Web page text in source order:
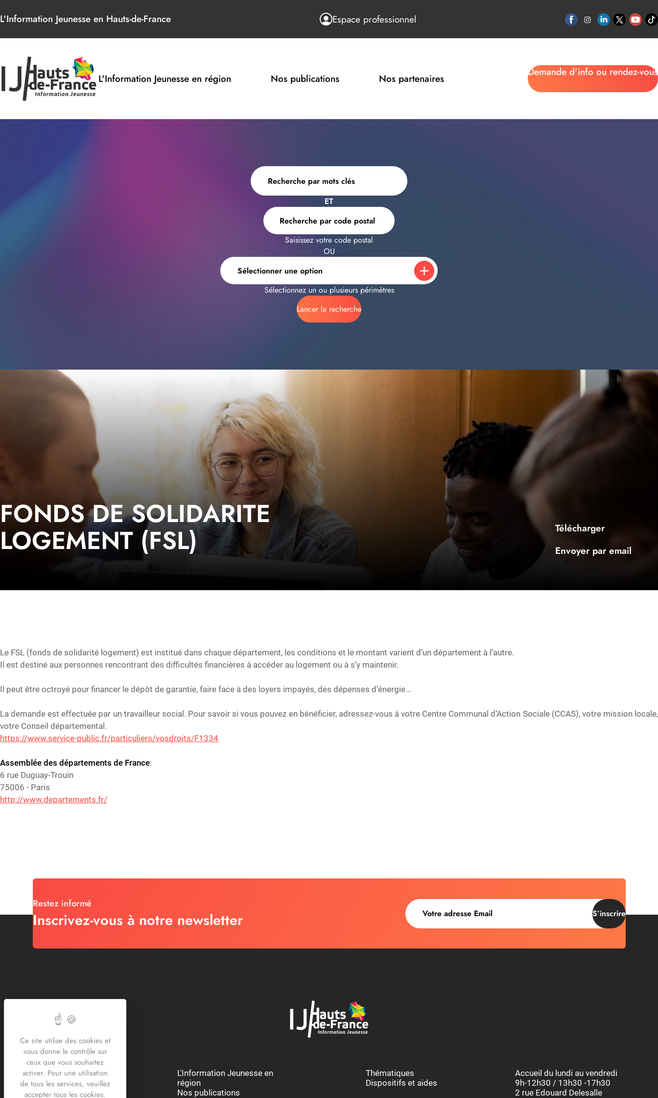
Ce site utilise des cookies et
vous donne le contrôle sur
ceux que vous souhaitez
activer. Pour une utilisation
de tous les services, veuillez
accepter tous les cookies.
L'Information Jeunesse en Hauts-de-France Espace professionnel
L'Information Jeunesse en région Nos publications Nos partenaires
Demande d'info ou rendez-vous
ET
Recherche par code postal
Saisissez votre code postal
OU
Sélectionner une option
Sélectionnez un ou plusieurs périmètres
Lancer la recherche
FONDS DE SOLIDARITE
LOGEMENT (FSL)
Télécharger
Envoyer par email
Le FSL (fonds de solidarité logement) est institué dans chaque département, les conditions et le montant varient d’un département à l’autre.
Il est destiné aux personnes rencontrant des difficultés financières à accéder au logement ou à s’y maintenir.
Il peut être octroyé pour financer le dépôt de garantie, faire face à des loyers impayés, des dépenses d’énergie…
La demande est effectuée par un travailleur social. Pour savoir si vous pouvez en bénéficier, adressez-vous à votre Centre Communal d’Action Sociale (CCAS), votre mission locale,
votre Conseil départemental.
https://www.service-public.fr/particuliers/vosdroits/F1334
Assemblée des départements de France:
6 rue Duguay-Trouin
75006 - Paris
http://www.departements.fr/
Restez informé
Inscrivez-vous à notre newsletter S’inscrire
Restons connectés :
L'Information Jeunesse en
région
Nos publications
Thématiques
Dispositifs et aides
Accueil du lundi au vendredi
9h-12h30 / 13h30 -17h30
2 rue Edouard Delesalle